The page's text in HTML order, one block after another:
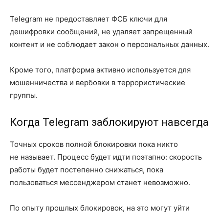
Telegram не предоставляет ФСБ ключи для
дешифровки сообщений, не удаляет запрещенный
контент и не соблюдает закон о персональных данных.
Кроме того, платформа активно используется для
мошенничества и вербовки в террористические
группы.
Когда Telegram заблокируют навсегда
Точных сроков полной блокировки пока никто
не называет. Процесс будет идти поэтапно: скорость
работы будет постепенно снижаться, пока
пользоваться мессенджером станет невозможно.
По опыту прошлых блокировок, на это могут уйти